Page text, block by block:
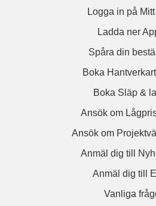
Logga in på
Ladda ner
Spåra din
Boka
Boka Släp &
Ansök om
Ansök om
Anmäl dig till
Anmäl dig till
Vanliga